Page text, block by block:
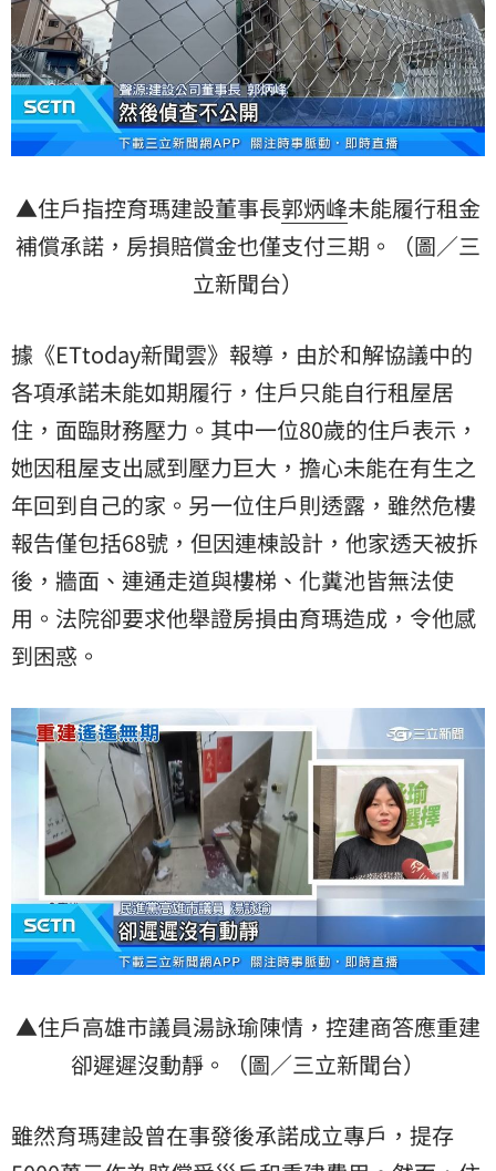
▲住戶指控育瑪建設董事長郭炳峰未能履行租金
補償承諾，房損賠償金也僅支付三期。（圖／三
立新聞台）
據《ETtoday新聞雲》報導，由於和解協議中的
各項承諾未能如期履行，住戶只能自行租屋居
住，面臨財務壓力。其中一位80歲的住戶表示，
她因租屋支出感到壓力巨大，擔心未能在有生之
年回到自己的家。另一位住戶則透露，雖然危樓
報告僅包括68號，但因連棟設計，他家透天被拆
後，牆面、連通走道與樓梯、化糞池皆無法使
用。法院卻要求他舉證房損由育瑪造成，令他感
到困惑。
▲住戶高雄市議員湯詠瑜陳情，控建商答應重建
卻遲遲沒動靜。（圖／三立新聞台）
雖然育瑪建設曾在事發後承諾成立專戶，提存